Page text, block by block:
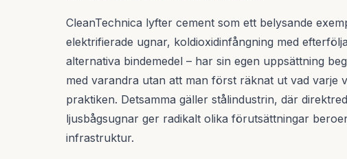
CleanTechnica lyfter cement som ett belysande
elektrifierade ugnar, koldioxidinfångning med
alternativa bindemedel – har sin egen uppsättning
med varandra utan att man först räknat ut vad varje
praktiken. Detsamma gäller stålindustrin, där
ljusbågsugnar ger radikalt olika förutsättningar
infrastruktur.